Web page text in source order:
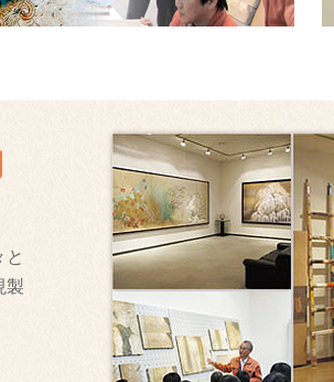
と
製